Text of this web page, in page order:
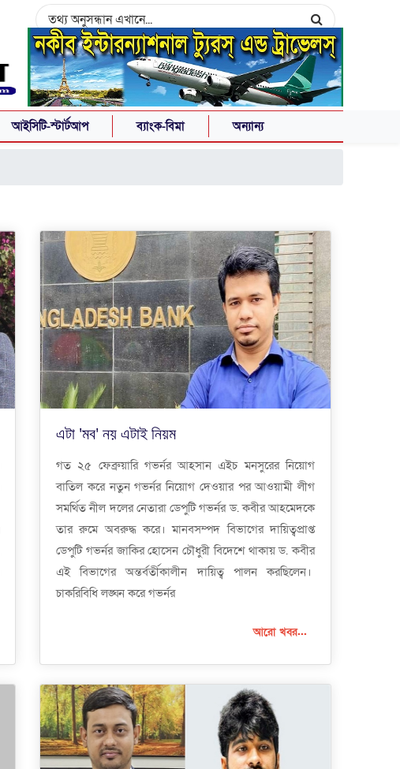
আইসিটি-স্টার্টআপ ব্যাংক-বিমা অন্যান্য
এটা 'মব' নয় এটাই নিয়ম
‌গত ২৫ ফেব্রুয়ারি গভর্নর আহসান এইচ মনসুরের নিয়োগ
বাতিল করে নতুন গভর্নর নিয়োগ দেওয়ার পর আওয়ামী লীগ
সমর্থিত নীল দলের নেতারা ডেপুটি গভর্নর ড. কবীর আহমেদকে
তার রুমে অবরুদ্ধ করে। মানবসম্পদ বিভাগের দায়িত্বপ্রাপ্ত
ডেপুটি গভর্নর জাকির হোসেন চৌধুরী বিদেশে থাকায় ড. কবীর
এই বিভাগের অন্তর্বর্তীকালীন দায়িত্ব পালন করছিলেন।
চাকরিবিধি লঙ্ঘন করে গভর্নর
আরো খবর...